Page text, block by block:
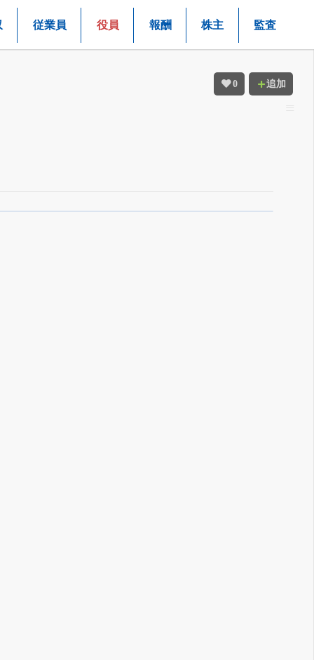
従業員 役員 報酬 株主 監査
0 追加